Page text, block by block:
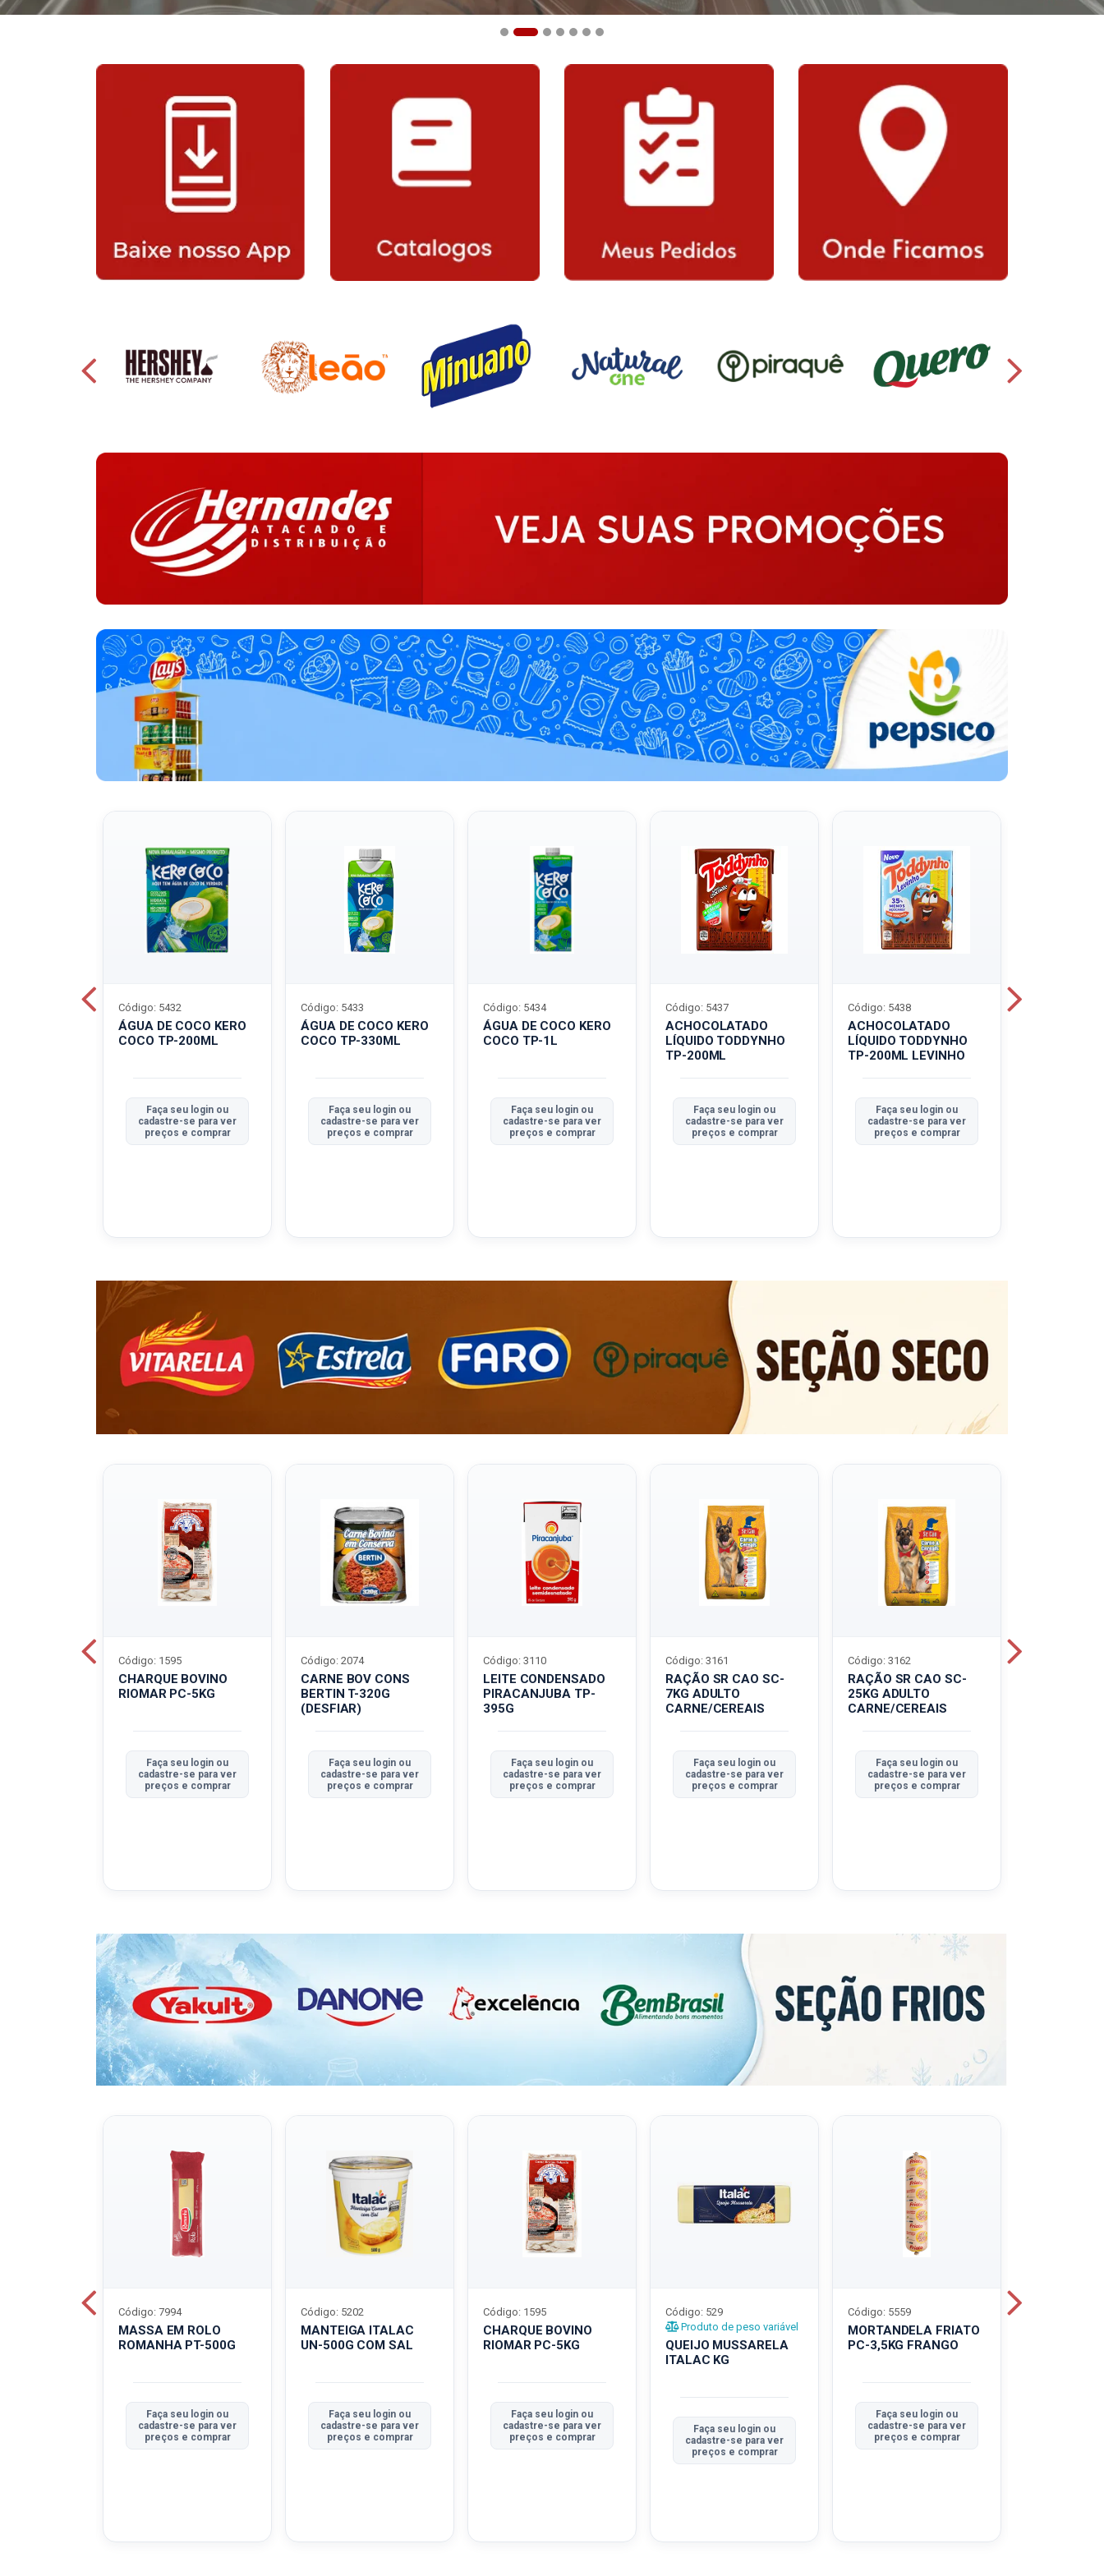
ÁGUA DE COCO KERO
COCO TP-200ML
Código: 5432
Faça seu login ou
cadastre-se para ver
preços e comprar
ÁGUA DE COCO KERO
COCO TP-330ML
Código: 5433
Faça seu login ou
cadastre-se para ver
preços e comprar
ÁGUA DE COCO KERO
COCO TP-1L
Código: 5434
Faça seu login ou
cadastre-se para ver
preços e comprar
ACHOCOLATADO
LÍQUIDO TODDYNHO
TP-200ML
Código: 5437
Faça seu login ou
cadastre-se para ver
preços e comprar
ACHOCOLATADO
LÍQUIDO TODDYNHO
TP-200ML LEVINHO
Código: 5438
Faça seu login ou
cadastre-se para ver
preços e comprar
CHARQUE BOVINO
RIOMAR PC-5KG
Código: 1595
Faça seu login ou
cadastre-se para ver
preços e comprar
CARNE BOV CONS
BERTIN T-320G
(DESFIAR)
Código: 2074
Faça seu login ou
cadastre-se para ver
preços e comprar
LEITE CONDENSADO
PIRACANJUBA TP-
395G
Código: 3110
Faça seu login ou
cadastre-se para ver
preços e comprar
RAÇÃO SR CAO SC-
7KG ADULTO
CARNE/CEREAIS
Código: 3161
Faça seu login ou
cadastre-se para ver
preços e comprar
RAÇÃO SR CAO SC-
25KG ADULTO
CARNE/CEREAIS
Código: 3162
Faça seu login ou
cadastre-se para ver
preços e comprar
MASSA EM ROLO
ROMANHA PT-500G
Código: 7994
Faça seu login ou
cadastre-se para ver
preços e comprar
MANTEIGA ITALAC
UN-500G COM SAL
Código: 5202
Faça seu login ou
cadastre-se para ver
preços e comprar
CHARQUE BOVINO
RIOMAR PC-5KG
Código: 1595
Faça seu login ou
cadastre-se para ver
preços e comprar
QUEIJO MUSSARELA
ITALAC KG
Código: 529
Produto de peso variável
Faça seu login ou
cadastre-se para ver
preços e comprar
MORTANDELA FRIATO
PC-3,5KG FRANGO
Código: 5559
Faça seu login ou
cadastre-se para ver
preços e comprar